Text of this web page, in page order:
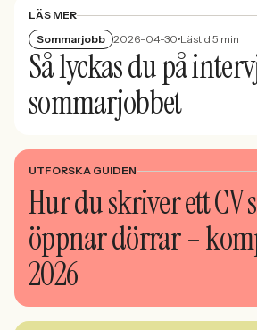
LÄS MER
Sommarjobb 2026-04-30 Lästid 5 min
Så lyckas du på
sommarjobbet
UTFORSKA GUIDEN
Hur du skriver ett CV
öppnar dörrar –
2026